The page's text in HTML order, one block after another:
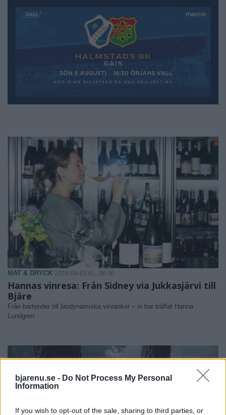
bjarenu.se - Do Not Process My Personal
Information
If you wish to opt-out of the sale, sharing to third parties, or
MAT & DRYCK 2026-08-03 KL. 06:00
Hannas vinresa: Från Sidney via Jukkasjärvi till
Bjäre
Från bartender till biodynamiska vinrankor – vi har träffat Hanna
Lundgren.